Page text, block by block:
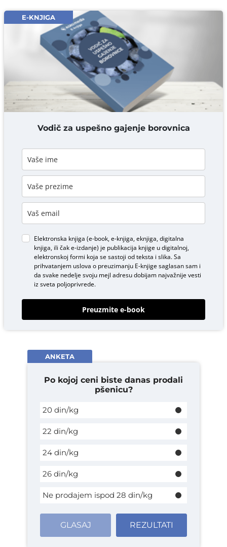
Email* obavezno
Komentar* obavezno
DODAJ KOMENTAR
E-KNJIGA
Vodič za uspešno gajenje borovnica
Elektronska knjiga (e-book, e-knjiga, eknjiga, digitalna
knjiga, ili čak e-izdanje) je publikacija knjige u digitalnoj,
elektronskoj formi koja se sastoji od teksta i slika. Sa
prihvatanjem uslova o preuzimanju E-knjigesaglasan sam i
da svake nedelje svoju mejl adresu dobijam najvažnije vesti
iz sveta poljoprivrede.
Preuzmite e-book
ANKETA
Po kojoj ceni biste danas prodali
pšenicu?
20 din/kg
22 din/kg
24 din/kg
26 din/kg
Ne prodajem ispod 28 din/kg
GLASAJ REZULTATI